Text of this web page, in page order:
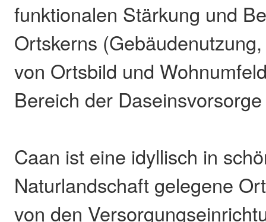
funktionalen Stärkung und
Ortskerns
von Ortsbild und
Bereich der
Caan ist eine idyllisch in
Naturlandschaft gelegene
von den